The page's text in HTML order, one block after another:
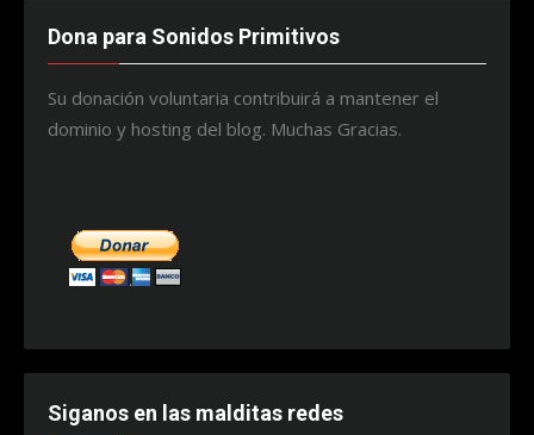
Dona para Sonidos Primitivos
Su donación voluntaria contribuirá a mantener el
dominio y hosting del blog. Muchas Gracias.
Siganos en las malditas redes